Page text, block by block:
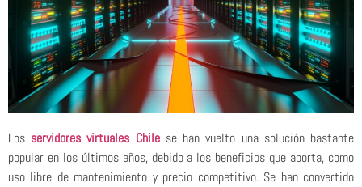
Los servidores virtuales Chilese han vuelto una solución bastante
popular en los últimos años, debido a los beneficios que aporta, como
uso libre de mantenimiento y precio competitivo. Se han convertido